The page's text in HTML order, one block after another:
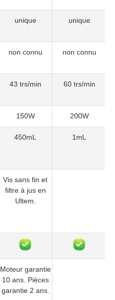
unique unique
non connu non connu
43 trs/min 60 trs/min
150W 200W
450mL 1mL
Vis sans fin et
filtre à jus en
Ultem.
Moteur garantie
10 ans. Pièces
garantie 2 ans.